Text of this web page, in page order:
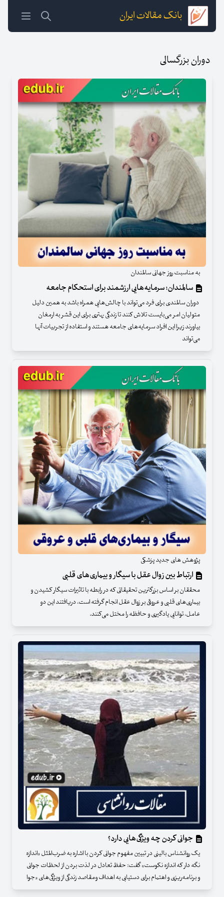
بانک مقالات ایران
دوران بزرگسالی
به مناسبت روز جهانی سالمندان
سالمندان؛ سرمایه‌هایی ارزشمند برای استحکام جامعه
دوران سالمندی برای فرد می‌تواند با چالش‌هایی همراه باشد به همین دلیل
متولیان امر می‌بایست تلاش کنند تا زندگی بهتری برای این قشر به ارمغان
بیاورند زیرا این افراد سرمایه‌های جامعه هستند و استفاده از تجربیات آنها
می‌تواند
پژوهش های جدید پزشکی
ارتباط بین زوال عقل با سیگار و بیماری‌های قلبی
محققان بر اساس بزرگترین تحقیقاتی که در رابطه با تاثیرات سیگار کشیدن و
بیماری‌های قلبی و عروقی بر زوال عقل انجام گرفته است، دریافتند این دو
عامل، توانایی یادگیری و حافظه را مختل می‌کنند.
جوانی کردن چه ویژگی‌هایی دارد؟
یک روانشناس بالینی در تبیین مفهوم جوانی کردن با اشاره به ضرب‌المثل «اندازه
نگه دار که اندازه نکوست» گفت: حفظ تعادل در لذت بردن از لحظات جوانی
و برنامه‌ریزی و اهتمام برای دستیابی به اهداف ومقاصد زندگی از ویژگی‌های «جوا